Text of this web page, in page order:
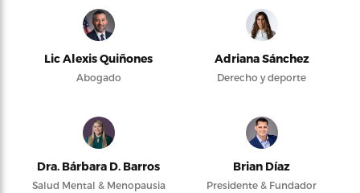
Lic Alexis Quiñones
Abogado
Adriana Sánchez
Derecho y deporte
Dra. Bárbara D. Barros
Salud Mental & Menopausia
Brian Díaz
Presidente & Fundador